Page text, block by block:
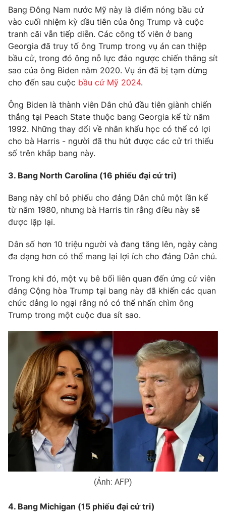
VTV Money VTV Thể thao
VTV Sức khoẻ Bất động sản
Thị trường 24h Tấm lòng Việt
VTV9 VTV8
Liên hệ tòa soạn
THỜI BÁO VTV
Cơ quan báo chí:Thời báo VTV
Giấy phép hoạt động báo in và báo điện tử số 483/GP-BTTTT
cấp ngày 29/12/2023
Tổng Biên tập: Vũ Thanh Thủy
Phó Tổng Biên tập:Nguyễn Thị Mỹ Hạnh, Phạm Quốc Thắng,
Nguyễn Trọng Ninh
Tổng đài VTV:024.38 355 931 - 024.38 355 932
Ðiện thoại Thời báo VTV:024.66 897 897
Email:toasoan@vtv.vn
Liên hệ quảng cáo:024-7300.7108
Bang Đông Nam nước Mỹ này là điểm nóng bầu cử
vào cuối nhiệm kỳ đầu tiên của ông Trump và cuộc
tranh cãi vẫn tiếp diễn. Các công tố viên ở bang
Georgia đã truy tố ông Trump trong vụ án can thiệp
bầu cử, trong đó ông nỗ lực đảo ngược chiến thắng sít
sao của ông Biden năm 2020. Vụ án đã bị tạm dừng
cho đến sau cuộc bầu cử Mỹ 2024.
Ông Biden là thành viên Dân chủ đầu tiên giành chiến
thắng tại Peach State thuộc bang Georgia kể từ năm
1992. Những thay đổi về nhân khẩu học có thể có lợi
cho bà Harris - người đã thu hút được các cử tri thiểu
số trên khắp bang này.
3. Bang North Carolina (16 phiếu đại cử tri)
Bang này chỉ bỏ phiếu cho đảng Dân chủ một lần kể
từ năm 1980, nhưng bà Harris tin rằng điều này sẽ
được lặp lại.
Dân số hơn 10 triệu người và đang tăng lên, ngày càng
đa dạng hơn có thể mang lại lợi ích cho đảng Dân chủ.
Trong khi đó, một vụ bê bối liên quan đến ứng cử viên
đảng Cộng hòa Trump tại bang này đã khiến các quan
chức đảng lo ngại rằng nó có thể nhấn chìm ông
Trump trong một cuộc đua sít sao.
(Ảnh: AFP)
4. Bang Michigan (15 phiếu đại cử tri)